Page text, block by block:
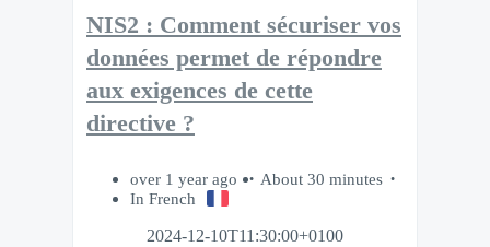
NIS2 : Comment sécuriser vos
données permet de répondre
aux exigences de cette
directive ?
over 1 year ago
About 30 minutes
In French
2024-12-10T11:30:00+0100